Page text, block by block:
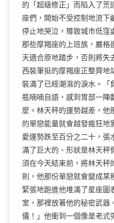
的「超級修正」而陷入了荒
座們，開始不受控制地流下
停止地哭泣，導致城市低窪
那些摩羯座的上班族，嚴格
天適合原地踏步，否則將失
西裝筆挺的摩羯座正整齊地
裝滿了已經潮濕的淚水。「
瓶喃喃自語，感到胃部一陣
麼。林天秤的運勢越差，他
的單戀能量就會越發瘋狂地
愛運勢跌至百分之二十，張
滿了巨大的、形狀是林天秤
須在今天結束前，將林天秤
則，他那份單戀就會變成某
緊張地跑進他堆滿了星座圖
室，那裡放著他的秘密武器
儀！」他衝到一個像是老式